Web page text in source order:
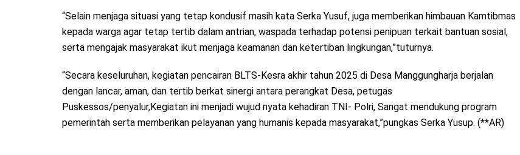
“Selain menjaga situasi yang tetap kondusif masih kata Serka Yusuf, juga memberikan himbauan Kamtibmas
kepada warga agar tetap tertib dalam antrian, waspada terhadap potensi penipuan terkait bantuan sosial,
serta mengajak masyarakat ikut menjaga keamanan dan ketertiban lingkungan,”tuturnya.
“Secara keseluruhan, kegiatan pencairan BLTS-Kesra akhir tahun 2025 di Desa Manggungharja berjalan
dengan lancar, aman, dan tertib berkat sinergi antara perangkat Desa, petugas
Puskessos/penyalur,Kegiatan ini menjadi wujud nyata kehadiran TNI- Polri, Sangat mendukung program
pemerintah serta memberikan pelayanan yang humanis kepada masyarakat,”pungkas Serka Yusup. (**AR)